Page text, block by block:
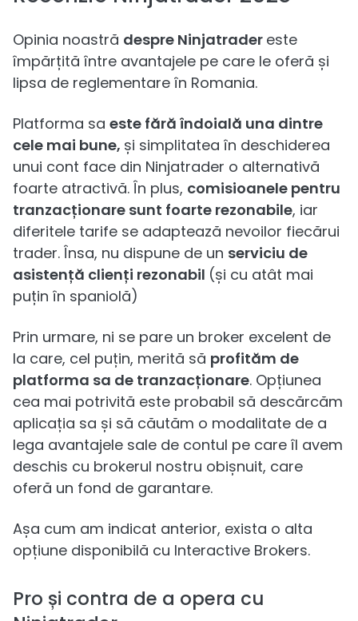
Opinia noastră despre Ninjatrader este
împărțită între avantajele pe care le oferă și
lipsa de reglementare în Romania.
Platforma sa este fără îndoială una dintre
cele mai bune, și simplitatea în deschiderea
unui cont face din Ninjatrader o alternativă
foarte atractivă. În plus, comisioanele pentru
tranzacționare sunt foarte rezonabile, iar
diferitele tarife se adaptează nevoilor fiecărui
trader. Însa, nu dispune de un serviciu de
asistență clienți rezonabil (și cu atât mai
puțin în spaniolă)
Prin urmare, ni se pare un broker excelent de
la care, cel puțin, merită să profităm de
platforma sa de tranzacționare. Opțiunea
cea mai potrivită este probabil să descărcăm
aplicația sa și să căutăm o modalitate de a
lega avantajele sale de contul pe care îl avem
deschis cu brokerul nostru obișnuit, care
oferă un fond de garantare.
Așa cum am indicat anterior, exista o alta
opțiune disponibilă cu Interactive Brokers.
Pro și contra de a opera cu